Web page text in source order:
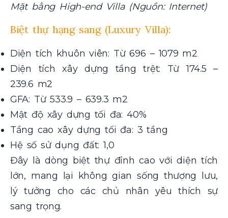
Mặt bằng High-end Villa (Nguồn: Internet)
Biệt thự hạng sang (Luxury Villa):
Diện tích khuôn viên: Từ 696 – 1079 m2
Diện tích xây dựng tầng trệt: Từ 174.5 –
239.6 m2
GFA: Từ 533.9 – 639.3 m2
Mật độ xây dựng tối đa: 40%
Tầng cao xây dựng tối đa: 3 tầng
Hệ số sử dụng đất: 1,0
Đây là dòng biệt thự đỉnh cao với diện tích
lớn, mang lại không gian sống thượng lưu,
lý tưởng cho các chủ nhân yêu thích sự
sang trọng.